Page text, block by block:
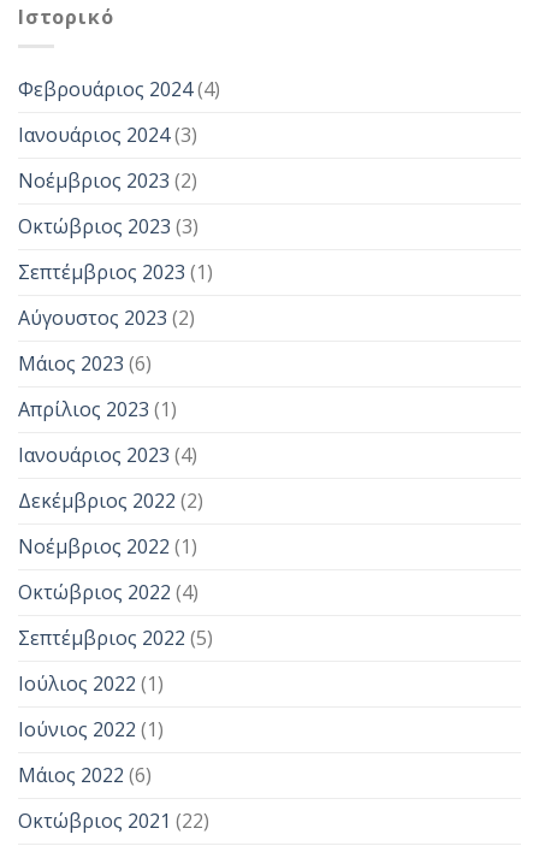
Ιστορικό
Φεβρουάριος 2024(4)
Ιανουάριος 2024(3)
Νοέμβριος 2023 (2)
Οκτώβριος 2023 (3)
Σεπτέμβριος 2023 (1)
Αύγουστος 2023 (2)
Μάιος 2023 (6)
Απρίλιος 2023 (1)
Ιανουάριος 2023 (4)
Δεκέμβριος 2022 (2)
Νοέμβριος 2022 (1)
Οκτώβριος 2022 (4)
Σεπτέμβριος 2022 (5)
Ιούλιος 2022 (1)
Ιούνιος 2022 (1)
Μάιος 2022 (6)
Οκτώβριος 2021 (22)